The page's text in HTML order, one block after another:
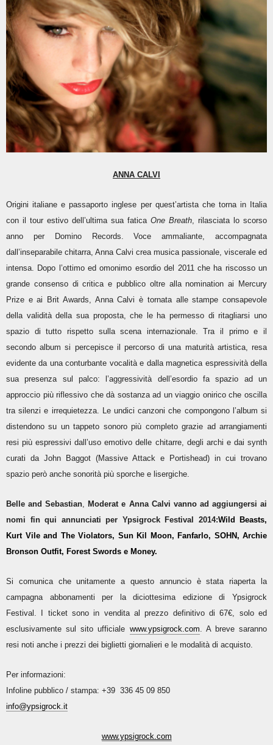
ANNA CALVI
Origini italiane e passaporto inglese per quest’artista che torna in Italia
con il tour estivo dell’ultima sua fatica One Breath , rilasciata lo scorso
anno per Domino Records. Voce ammaliante, accompagnata
dall’inseparabile chitarra, Anna Calvi crea musica passionale, viscerale ed
intensa. Dopo l’ottimo ed omonimo esordio del 2011 che ha riscosso un
grande consenso di critica e pubblico oltre alla nomination ai Mercury
Prize e ai Brit Awards, Anna Calvi è tornata alle stampe consapevole
della validità della sua proposta, che le ha permesso di ritagliarsi uno
spazio di tutto rispetto sulla scena internazionale. Tra il primo e il
secondo album si percepisce il percorso di una maturità artistica, resa
evidente da una conturbante vocalità e dalla magnetica espressività della
sua presenza sul palco: l’aggressività dell’esordio fa spazio ad un
approccio più riflessivo che dà sostanza ad un viaggio onirico che oscilla
tra silenzi e irrequietezza. Le undici canzoni che compongono l’album si
distendono su un tappeto sonoro più completo grazie ad arrangiamenti
resi più espressivi dall’uso emotivo delle chitarre, degli archi e dai synth
curati da John Baggot (Massive Attack e Portishead) in cui trovano
spazio però anche sonorità più sporche e lisergiche.
Belle and Sebastian
Moderat e Anna Calvi vanno ad aggiungersi ai
nomi fin qui annunciati per Ypsigrock Festival 2014:Wild Beasts,
Kurt Vile and The Violators, Sun Kil Moon, Fanfarlo, SOHN, Archie
Bronson Outfit, Forest Swords e Money.
Si comunica che unitamente a questo annuncio è stata riaperta la
campagna abbonamenti per la diciottesima edizione di Ypsigrock
Festival. I ticket sono in vendita al prezzo definitivo di 67€, solo ed
esclusivamente sul sito ufficiale www.ypsigrock.com . A breve saranno
resi noti anche i prezzi dei biglietti giornalieri e le modalità di acquisto.
Per informazioni:
Infoline pubblico / stampa: +39 336 45 09 850
info@ypsigrock.it
www.ypsigrock.com